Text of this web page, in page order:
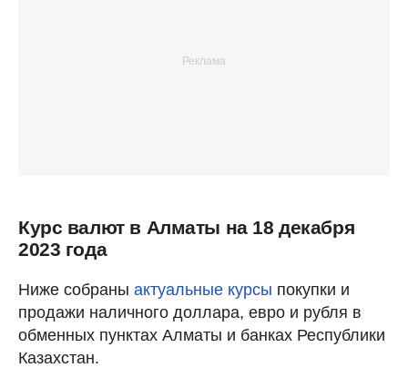
Курс валют в Алматы на 18 декабря
2023 года
Ниже собраны актуальные курсы покупки и
продажи наличного доллара, евро и рубля в
обменных пунктах Алматы и банках Республики
Казахстан.